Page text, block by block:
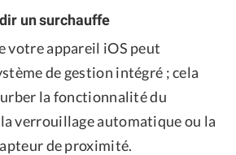
un surchauffe
votre appareil iOS peut
de gestion intégré ; cela
la fonctionnalité du
verrouillage automatique ou la
de proximité.